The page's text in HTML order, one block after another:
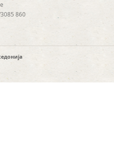
860